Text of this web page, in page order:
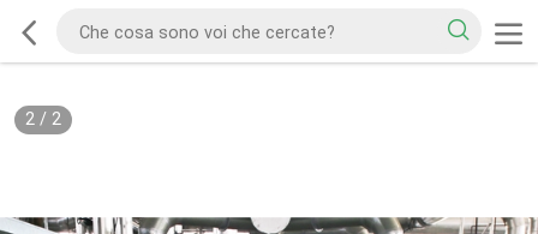
2/ 2